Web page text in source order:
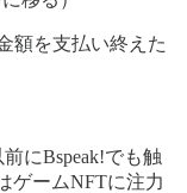
額を支払い終えた
にBspeak!でも触
ゲームNFTに注力